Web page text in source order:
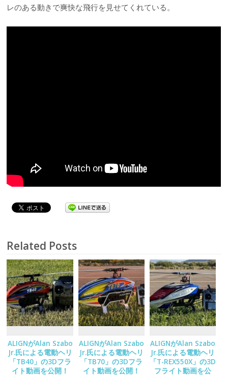
レのある動きで爽快な飛行を見せてくれている。
Related Posts
ALIGNがAlan Szabo
Jr.氏による電動ヘリ
「TB40」の3Dフラ
イト動画を公開！
ALIGNがAlan Szabo
Jr.氏による電動ヘリ
「TB70」の3Dフラ
イト動画を公開！
ALIGNがAlan Szabo
Jr.氏による電動ヘリ
「T-REX550X」の3D
フライト動画を公